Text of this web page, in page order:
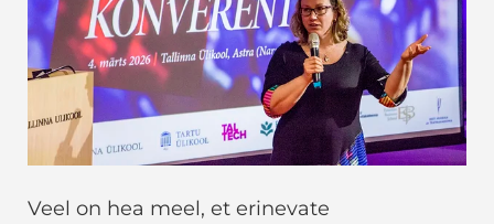
Veel on hea meel, et erinevate